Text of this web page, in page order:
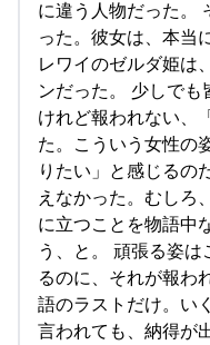
に違う人物だった。
った。彼女は、本当
レワイのゼルダ姫は
ンだった。 少しで
けれど報われない、
た。こういう女性の
りたい」と感じるの
えなかった。むしろ
に立つことを物語中
う、と。 頑張る姿
るのに、それが報わ
語のラストだけ。い
言われても、納得が